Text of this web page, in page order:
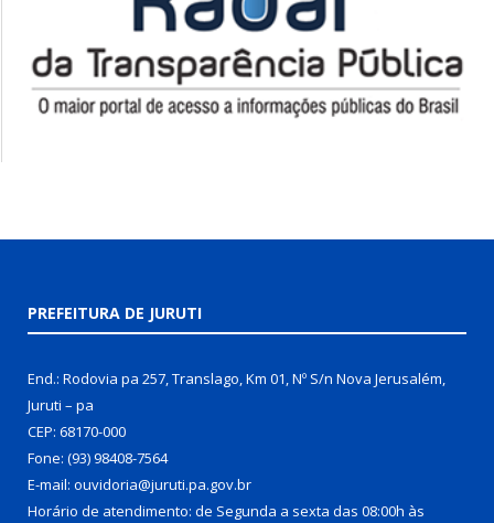
PREFEITURA DE JURUTI
End.: Rodovia pa 257, Translago, Km 01, Nº S/n Nova Jerusalém,
Juruti – pa
CEP: 68170-000
Fone: (93) 98408-7564
E-mail: ouvidoria@juruti.pa.gov.br
Horário de atendimento: de Segunda a sexta das 08:00h às